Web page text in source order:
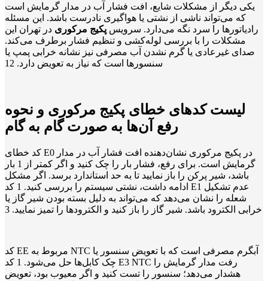
یکی دیگر از مشکلات شایع، افت فشار آب در مدار گرمایش است
که می‌تواند ناشی از نشتی یا هواگیری نادرست باشد. این مسئله
رادیاتورها را سرد نگه می‌دارد. سرویس پکیج مرکوری در تهران این
مشکلات را با بررسی لوله‌کشی و تنظیم فشار برطرف می‌کند.
صدای غیرعادی یا گرم نشدن آب مصرفی نیز نشانه خرابی پمپ یا
سنسورها است که نیاز به تعویض دارد. 12
لیست کدهای خطای پکیج مرکوری و نحوه
رفع آن‌ها به صورت گام به گام
کد خطای E0 در پکیج مرکوری نشان‌دهنده افت فشار آب در مدار
گرمایش است. برای رفع، فشار بار را چک کنید و اگر کمتر از 1 بار
باشد، شیر پرکن را باز نمایید تا به حد استاندارد برسد. اگر مشکل
ادامه داشت، نشتی سیستم را بررسی کنید. 1 کد E1 عدم تشکیل
شعله را نشان می‌دهد که می‌تواند به دلیل بسته بودن شیر گاز یا
خرابی الکترود باشد. شیر گاز را باز کنید و الکترودها را تمیز نمایید. 3
کد EE مربوط به NTC آبگرم مصرفی است که با تعویض سنسور یا
چک کابل‌ها حل می‌شود. 1 کد E3 NTC رفت مدار گرمایش را
هشدار می‌دهد؛ سنسور را تست کنید و اگر معیوب بود، تعویض